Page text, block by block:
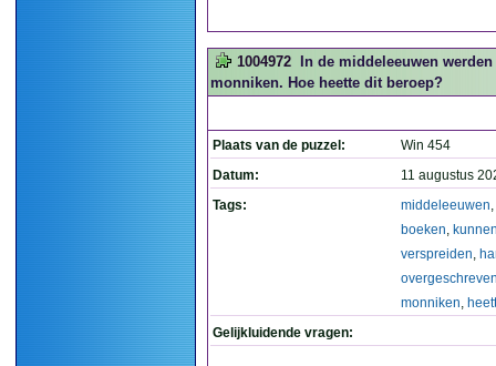
1004972
In de middeleeuwen
monniken. Hoe heette dit beroep?
Plaats van de puzzel:
Win 454
Datum:
11 augustus
Tags:
middeleeuwen,
boeken,
verspreiden,
monniken,
Gelijkluidende vragen: